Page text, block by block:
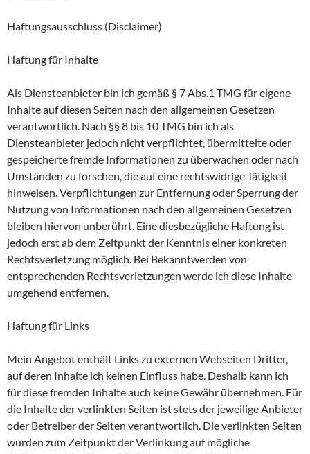
Haftungsausschluss (Disclaimer)
Haftung für Inhalte
Als Diensteanbieter bin ich gemäß § 7 Abs.1 TMG für eigene
Inhalte auf diesen Seiten nach den allgemeinen Gesetzen
verantwortlich. Nach §§ 8 bis 10 TMG bin ich als
Diensteanbieter jedoch nicht verpflichtet, übermittelte oder
gespeicherte fremde Informationen zu überwachen oder nach
Umständen zu forschen, die auf eine rechtswidrige Tätigkeit
hinweisen. Verpflichtungen zur Entfernung oder Sperrung der
Nutzung von Informationen nach den allgemeinen Gesetzen
bleiben hiervon unberührt. Eine diesbezügliche Haftung ist
jedoch erst ab dem Zeitpunkt der Kenntnis einer konkreten
Rechtsverletzung möglich. Bei Bekanntwerden von
entsprechenden Rechtsverletzungen werde ich diese Inhalte
umgehend entfernen.
Haftung für Links
Mein Angebot enthält Links zu externen Webseiten Dritter,
auf deren Inhalte ich keinen Einfluss habe. Deshalb kann ich
für diese fremden Inhalte auch keine Gewähr übernehmen. Für
die Inhalte der verlinkten Seiten ist stets der jeweilige Anbieter
oder Betreiber der Seiten verantwortlich. Die verlinkten Seiten
wurden zum Zeitpunkt der Verlinkung auf mögliche